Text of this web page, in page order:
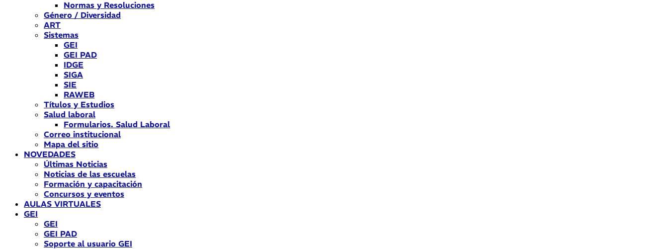
Normas y Resoluciones
Género / Diversidad
ART
Sistemas
GEI
GEI PAD
IDGE
SIGA
SIE
RAWEB
Títulos y Estudios
Salud laboral
Formularios. Salud Laboral
Correo institucional
Mapa del sitio
NOVEDADES
Últimas Noticias
Noticias de las escuelas
Formación y capacitación
Concursos y eventos
AULAS VIRTUALES
GEI
GEI
GEI PAD
Soporte al usuario GEI